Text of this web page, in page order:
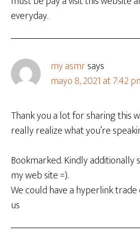
everyday.
my asmrsays
mayo 8, 2021 at 7:42
Thank you a lot for sharing this
really realize what you’re
Bookmarked. Kindly additionally
my web site =).
We could have a hyperlink
us